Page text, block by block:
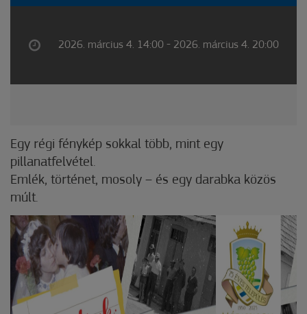
2026. március 4. 14:00 - 2026. március 4. 20:00
Egy régi fénykép sokkal több, mint egy
pillanatfelvétel.
Emlék, történet, mosoly – és egy darabka közös
múlt.